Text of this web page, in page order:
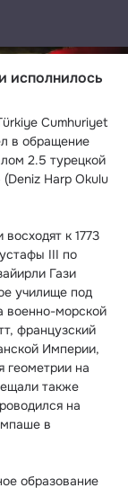
исполнилось
Cumhuriyet
в обращение
2.5 турецкой
Harp Okulu
к 1773
III по
Гази
училище под
военно-морской
французский
Империи,
геометрии на
также
на
в
образование